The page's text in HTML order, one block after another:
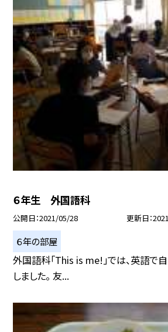
６年生 外国語科
公開日 2021/05/28 更新日
６年の部屋
外国語科「This is me!」では、英語で
しました。 友...